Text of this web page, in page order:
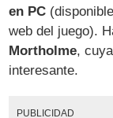
en PC
web del juego).
Mortholme,
interesante.
PUBLICIDAD